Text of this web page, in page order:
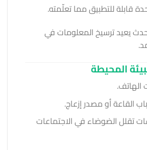
قابلة للتطبيق مما تعلّمته.
يعيد ترسيخ المعلومات في
القاعة أو مصدر إزعاج.
تقلل الضوضاء في الاجتماعات